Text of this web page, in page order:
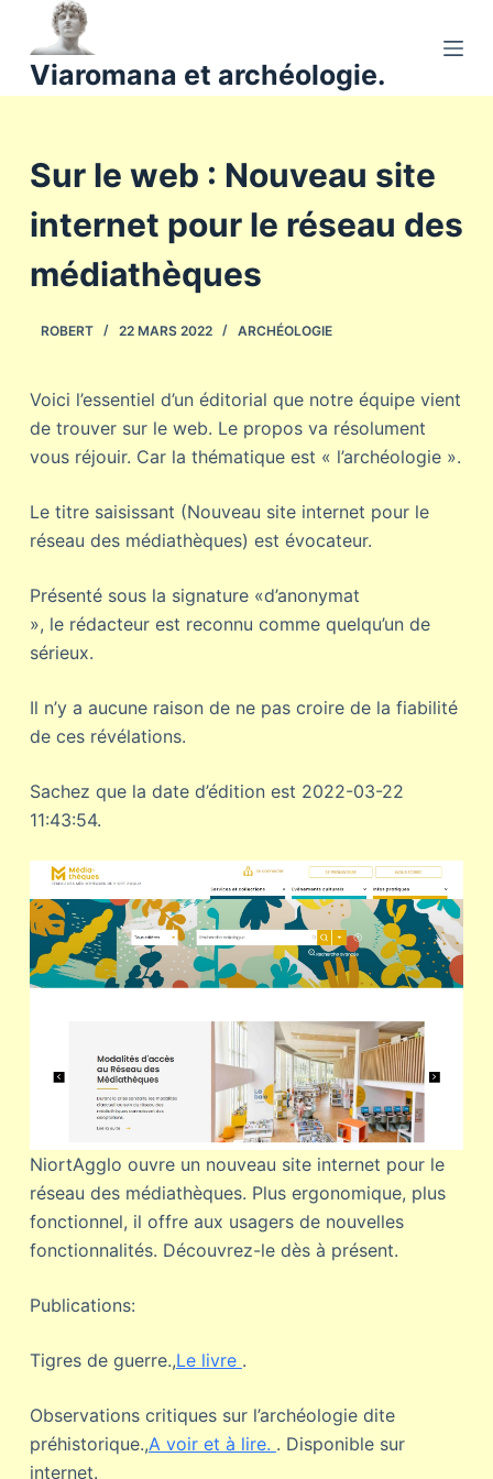
a
u
o
n
u
Viaromana et archéologie.
Sur le web : Nouveau site
internet pour le réseau des
médiathèques
ROBERT 22 MARS 2022 ARCHÉOLOGIE
Voici l’essentiel d’un éditorial que notre équipe vient
de trouver sur le web. Le propos va résolument
vous réjouir. Car la thématique est « l’archéologie ».
Le titre saisissant (Nouveau site internet pour le
réseau des médiathèques) est évocateur.
Présenté sous la signature «d’anonymat
», le rédacteur est reconnu comme quelqu’un de
sérieux.
Il n’y a aucune raison de ne pas croire de la fiabilité
de ces révélations.
Sachez que la date d’édition est 2022-03-22
11:43:54.
NiortAgglo ouvre un nouveau site internet pour le
réseau des médiathèques. Plus ergonomique, plus
fonctionnel, il offre aux usagers de nouvelles
fonctionnalités. Découvrez-le dès à présent.
Publications:
Tigres de guerre.,Le livre .
Observations critiques sur l’archéologie dite
préhistorique.,A voir et à lire. . Disponible sur
internet.